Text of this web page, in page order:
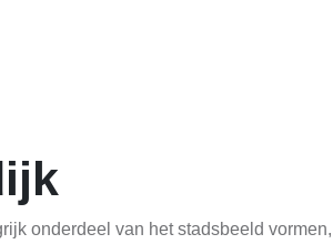
onderdeel van het stadsbeeld